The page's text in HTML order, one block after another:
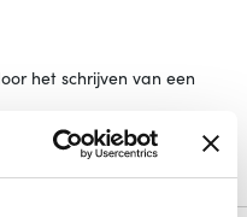
het schrijven van een